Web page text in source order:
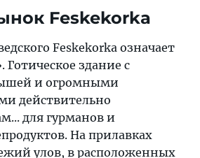
Feskekorka
Feskekorka означает
здание с
и огромными
действительно
для гурманов и
На прилавках
улов, в расположенных